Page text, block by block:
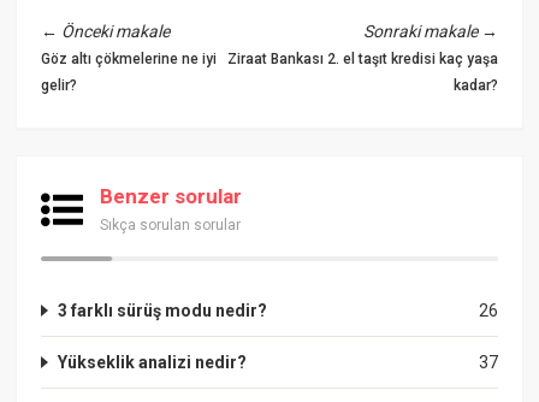
← Önceki makale
Göz altı çökmelerine ne iyi
gelir?
Sonraki makale→
Ziraat Bankası 2. el taşıt kredisi kaç yaşa
kadar?
Benzer sorular
Sıkça sorulan sorular
26
3 farklı sürüş modu nedir?
37
Yükseklik analizi nedir?